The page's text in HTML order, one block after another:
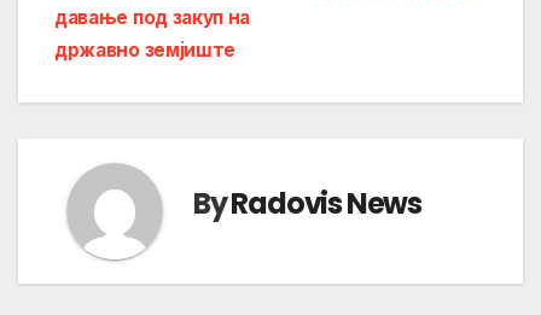
давање под закуп на
државно земјиште
ByRadovis News